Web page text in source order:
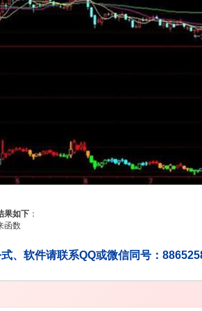
果如下 ：
函数
、软件请联系QQ或微信同号：